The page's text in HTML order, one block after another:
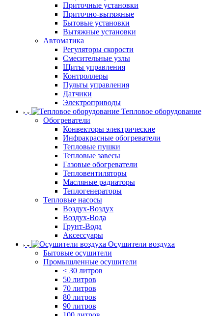
Приточные установки
Приточно-вытяжные
Бытовые установки
Вытяжные установки
Автоматика
Регуляторы скорости
Смесительные узлы
Щиты управления
Контроллеры
Пульты управления
Датчики
Электроприводы
Тепловое оборудование
Обогреватели
Конвекторы электрические
Инфракрасные обогреватели
Тепловые пушки
Тепловые завесы
Газовые обогреватели
Тепловентиляторы
Масляные радиаторы
Теплогенераторы
Тепловые насосы
Воздух-Воздух
Воздух-Вода
Грунт-Вода
Аксессуары
Осушители воздуха
Бытовые осушители
Промышленные осушители
< 30 литров
50 литров
70 литров
80 литров
90 литров